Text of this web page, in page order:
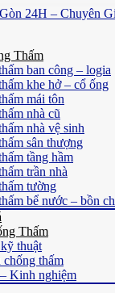
Thấm
ban công – logia
khe hở – cổ ống
mái tôn
nhà cũ
nhà vệ sinh
sân thượng
tầng hầm
trần nhà
tường
bể nước – bồn
Thấm
thuật
thấm
Kinh nghiệm